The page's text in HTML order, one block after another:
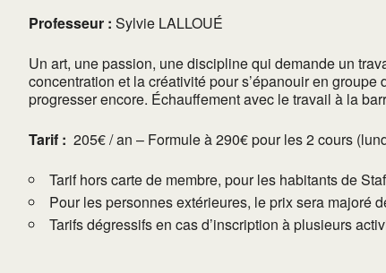
Professeur : Sylvie LALLOUÉ
Un art, une passion, une discipline qui demande un
concentration et la créativité pour s’épanouir en
progresser encore. Échauffement avec le travail à la
Tarif : 205€ / an – Formule à 290€ pour les 2 cours
Tarif hors carte de membre, pour les habitants de
Pour les personnes extérieures, le prix sera majoré
Tarifs dégressifs en cas d’inscription à plusieurs